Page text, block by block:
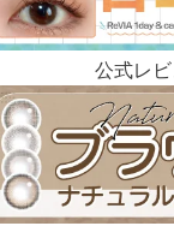
公式レ